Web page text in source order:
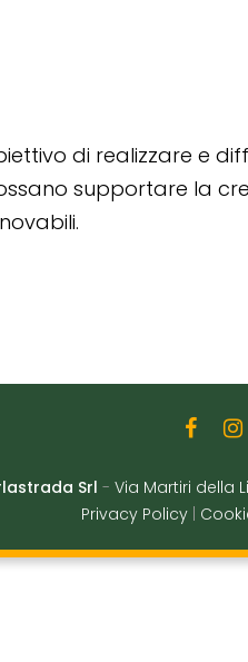
di realizzare e
supportare la
Srl - Via Martiri della
Privacy Policy